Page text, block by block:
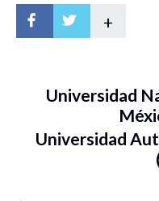
+
Universidad
Universidad